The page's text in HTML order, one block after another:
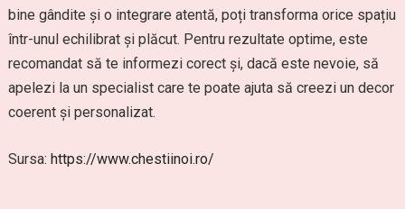
bine gândite și o integrare atentă, poți transforma orice spațiu
într-unul echilibrat și plăcut. Pentru rezultate optime, este
recomandat să te informezi corect și, dacă este nevoie, să
apelezi la un specialist care te poate ajuta să creezi un decor
coerent și personalizat.
Sursa: https://www.chestiinoi.ro/